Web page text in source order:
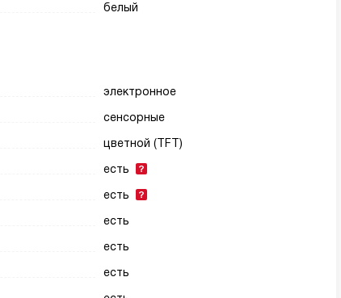
белый
электронное
сенсорные
цветной (TFT)
есть
есть
есть
есть
есть